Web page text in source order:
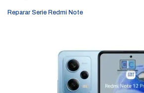
Reparar Serie Redmi Note